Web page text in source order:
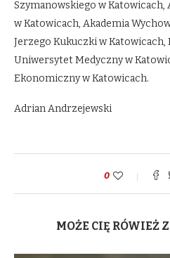
Szymanowskiego w Katowicach,
w Katowicach, Akademia
Jerzego Kukuczki w Katowicach,
Uniwersytet Medyczny w
Ekonomiczny w Katowicach.
Adrian Andrzejewski
0
MOŻE CIĘ RÓWIEŻ